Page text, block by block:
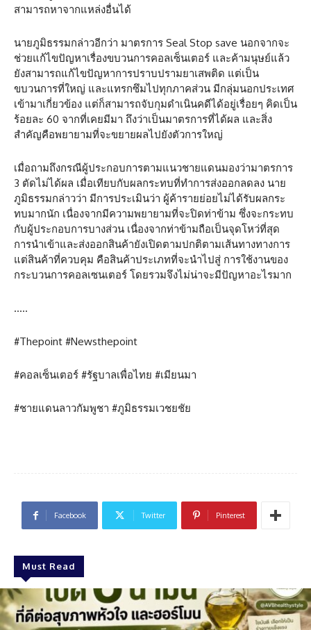
สามารถหาจากแหล่งอื่นได้
นายภูมิธรรม​กล่าวอีกว่า​ มาตรการ Seal Stop save นอกจากจะ
ช่วยแก้ไขปัญหาเรื่องขบวนการคอ​ล​เซ็นเตอร์​ และค้ามนุษย์​แล้ว
ยังสามารถแก้ไขปัญหาการปราบปรามยาเสพติด​ แต่เป็น
ขบวนการที่ใหญ่ และแทรกซึมไปทุกภาคส่วน มีกลุ่มนอกประเทศ
เข้ามาเกี่ยวข้อง แต่ก็สามารถจับกุมดำเนินคดีได้อยู่เรื่อยๆ คิดเป็น
ร้อยละ 60 จากที่เคยมีมา ถึงว่าเป็นมาตรการที่ได้ผล และสิ่ง
สำคัญคือพยายามที่จะขยายผลไปยังตัวการใหญ่
เมื่อถามถึงกรณีผู้ประกอบการตามแนวชายแดนมองว่ามาตรการ
3 ตัดไม่ได้ผล เมื่อเทียบกับผลกระทบที่ทำการส่งออกลดลง นาย
ภูมิธรรม​กล่าวว่า​ มีการประเมินว่า ผู้ค้ารายย่อยไม่ได้รับผลกระ
ทบมากนัก​ เนื่องจากมีความพยายามที่จะปิดท่าข้าม ซึ่งจะกระทบ
กับผู้ประกอบการบางส่วน เนื่องจากท่าข้ามถือเป็นจุดโหว่ที่สุด​
การนำเข้าและส่งออกสินค้ายังเปิดตามปกติตามเส้นทางทางการ​
แต่สินค้าที่ควบคุม คือสินค้าประเภทที่จะนำไปสู่ การใช้งานของ
กระบวนการคอลเซนเตอร์​ โดยรวมจึงไม่น่าจะมีปัญหาอะไรมาก
…..
#Thepoint #Newsthepoint
#คอลเซ็นเตอร์ #รัฐบาลเพื่อไทย #เมียนมา
#ชายแดนลาวกัมพูชา #ภูมิธรรมเวชยชัย
Facebook Twitter Pinterest
Must Read